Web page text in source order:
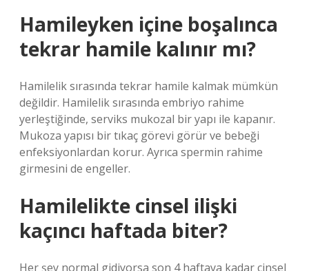
Hamileyken içine boşalınca
tekrar hamile kalınır mı?
Hamilelik sırasında tekrar hamile kalmak mümkün
değildir. Hamilelik sırasında embriyo rahime
yerleştiğinde, serviks mukozal bir yapı ile kapanır.
Mukoza yapısı bir tıkaç görevi görür ve bebeği
enfeksiyonlardan korur. Ayrıca spermin rahime
girmesini de engeller.
Hamilelikte cinsel ilişki
kaçıncı haftada biter?
Her şey normal gidiyorsa son 4 haftaya kadar cinsel